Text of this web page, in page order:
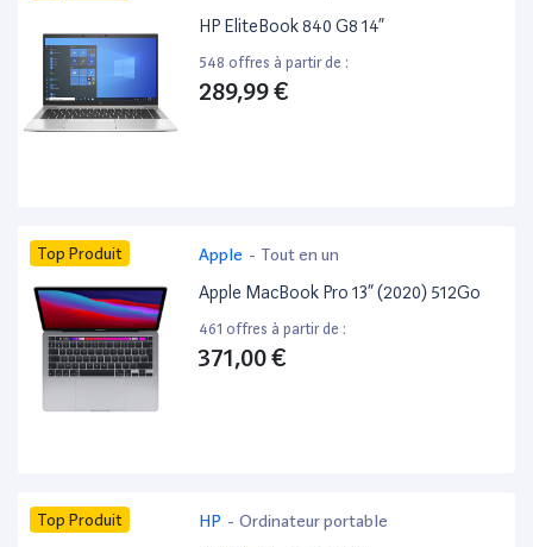
HP EliteBook 840 G8 14”
548 offres à partir de :
289,99 €
Top Produit Apple - Tout en un
Apple MacBook Pro 13” (2020) 512Go
461 offres à partir de :
371,00 €
Top Produit HP - Ordinateur portable